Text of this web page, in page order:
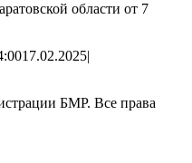
области от 7
17.02.2025|
БМР. Все права